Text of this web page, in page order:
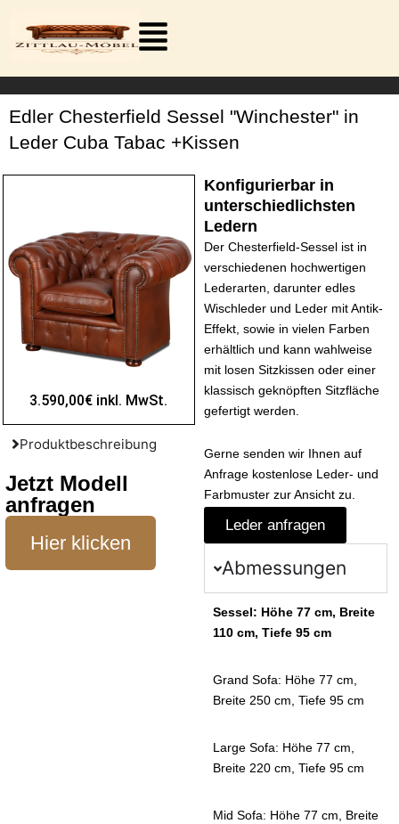
Inhalt
springen
Edler Chesterfield Sessel "Winchester" in
Leder Cuba Tabac +Kissen
3.590,00€ inkl. MwSt.
Produktbeschreibung
Jetzt Modell
anfragen
Hier klicken
Konfigurierbar in
unterschiedlichsten
Ledern
Der Chesterfield-Sessel ist in
verschiedenen hochwertigen
Lederarten, darunter edles
Wischleder und Leder mit Antik-
Effekt, sowie in vielen Farben
erhältlich und kann wahlweise
mit losen Sitzkissen oder einer
klassisch geknöpften Sitzfläche
gefertigt werden.
Gerne senden wir Ihnen auf
Anfrage kostenlose Leder- und
Farbmuster zur Ansicht zu.
Leder anfragen
Abmessungen
Sessel: Höhe 77 cm, Breite
110 cm, Tiefe 95 cm
Grand Sofa: Höhe 77 cm,
Breite 250 cm, Tiefe 95 cm
Large Sofa: Höhe 77 cm,
Breite 220 cm, Tiefe 95 cm
Mid Sofa: Höhe 77 cm, Breite